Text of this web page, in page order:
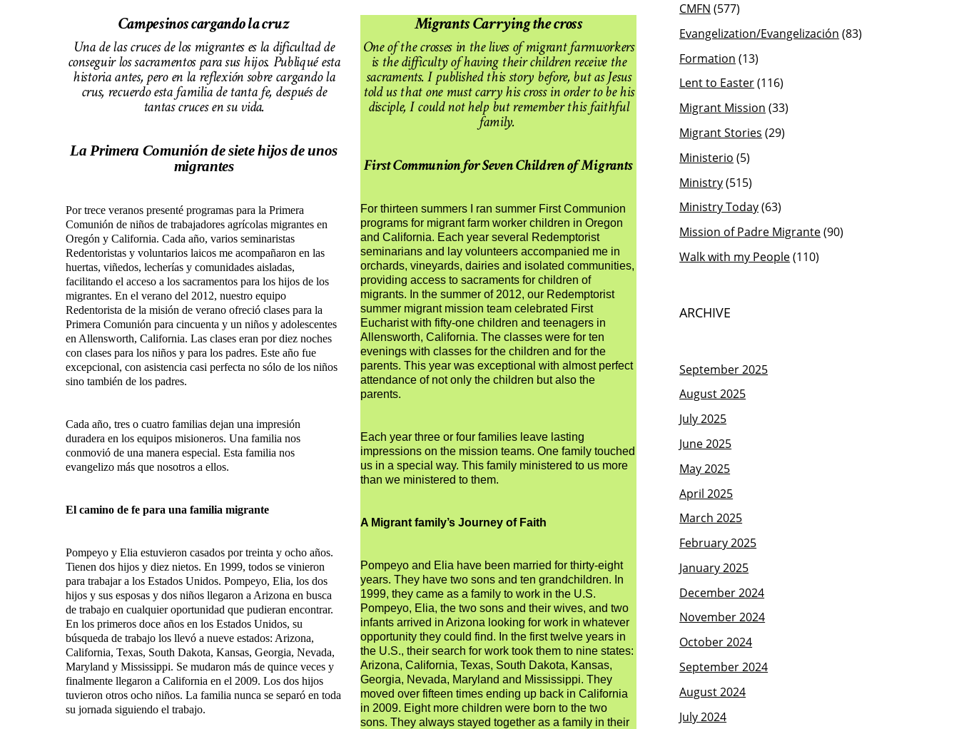
Campesinos cargando la cruz
Una de las cruces de los migrantes es la dificultad de
conseguir los sacramentos para sus hijos. Publiqué esta
historia antes, pero en la reflexión sobre cargando la
crus, recuerdo esta familia de tanta fe, después de
tantas cruces en su vida.
La Primera Comunión de siete hijos de unos
migrantes
Por trece veranos presenté programas para la Primera
Comunión de niños de trabajadores agrícolas migrantes en
Oregón y California. Cada año, varios seminaristas
Redentoristas y voluntarios laicos me acompañaron en las
huertas, viñedos, lecherías y comunidades aisladas,
facilitando el acceso a los sacramentos para los hijos de los
migrantes. En el verano del 2012, nuestro equipo
Redentorista de la misión de verano ofreció clases para la
Primera Comunión para cincuenta y un niños y adolescentes
en Allensworth, California. Las clases eran por diez noches
con clases para los niños y para los padres. Este año fue
excepcional, con asistencia casi perfecta no sólo de los niños
sino también de los padres.
Cada año, tres o cuatro familias dejan una impresión
duradera en los equipos misioneros. Una familia nos
conmovió de una manera especial. Esta familia nos
evangelizo más que nosotros a ellos.
El camino de fe para una familia migrante
Pompeyo y Elia estuvieron casados por treinta y ocho años.
Tienen dos hijos y diez nietos. En 1999, todos se vinieron
para trabajar a los Estados Unidos. Pompeyo, Elia, los dos
hijos y sus esposas y dos niños llegaron a Arizona en busca
de trabajo en cualquier oportunidad que pudieran encontrar.
En los primeros doce años en los Estados Unidos, su
búsqueda de trabajo los llevó a nueve estados: Arizona,
California, Texas, South Dakota, Kansas, Georgia, Nevada,
Maryland y Mississippi. Se mudaron más de quince veces y
finalmente llegaron a California en el 2009. Los dos hijos
tuvieron otros ocho niños. La familia nunca se separó en toda
su jornada siguiendo el trabajo.
Migrants Carrying the cross
One of the crosses in the lives of migrant farmworkers
is the difficulty of having their children receive the
sacraments. I published this story before, but as Jesus
told us that one must carry his cross in order to be his
disciple, I could not help but remember this faithful
family.
First Communion for Seven Children of Migrants
For thirteen summers I ran summer First Communion
programs for migrant farm worker children in Oregon
and California. Each year several Redemptorist
seminarians and lay volunteers accompanied me in
orchards, vineyards, dairies and isolated communities,
providing access to sacraments for children of
migrants. In the summer of 2012, our Redemptorist
summer migrant mission team celebrated First
Eucharist with fifty-one children and teenagers in
Allensworth, California. The classes were for ten
evenings with classes for the children and for the
parents. This year was exceptional with almost perfect
attendance of not only the children but also the
parents.
Each year three or four families leave lasting
impressions on the mission teams. One family touched
us in a special way. This family ministered to us more
than we ministered to them.
A Migrant family’s Journey of Faith
Pompeyo and Elia have been married for thirty-eight
years. They have two sons and ten grandchildren. In
1999, they came as a family to work in the U.S.
Pompeyo, Elia, the two sons and their wives, and two
infants arrived in Arizona looking for work in whatever
opportunity they could find. In the first twelve years in
the U.S., their search for work took them to nine states:
Arizona, California, Texas, South Dakota, Kansas,
Georgia, Nevada, Maryland and Mississippi. They
moved over fifteen times ending up back in California
in 2009. Eight more children were born to the two
sons. They always stayed together as a family in their
CMFN (577)
Evangelization/Evangelización (83)
Formation (13)
Lent to Easter(116)
Migrant Mission (33)
Migrant Stories (29)
Ministerio (5)
Ministry(515)
Ministry Today(63)
Mission of Padre Migrante(90)
Walk with my People(110)
ARCHIVE
September 2025
August 2025
July 2025
June 2025
May 2025
April 2025
March 2025
February 2025
January 2025
December 2024
November 2024
October 2024
September 2024
August 2024
July 2024